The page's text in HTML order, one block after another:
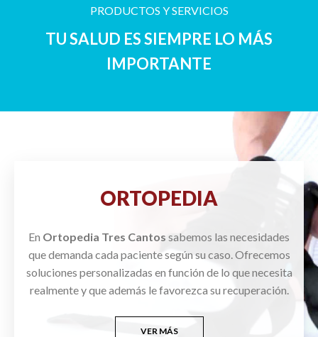
PRODUCTOS Y SERVICIOS
TU SALUD ES SIEMPRE LO MÁS
IMPORTANTE
ORTOPEDIA
En Ortopedia Tres Cantos sabemos las necesidades
que demanda cada paciente según su caso. Ofrecemos
soluciones personalizadas en función de lo que necesita
realmente y que además le favorezca su recuperación.
VER MÁS